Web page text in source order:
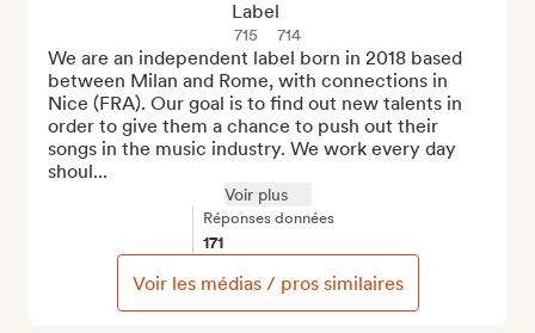
Label
715 714
We are an independent label born in 2018 based
between Milan and Rome, with connections in
Nice (FRA). Our goal is to find out new talents in
order to give them a chance to push out their
songs in the music industry. We work every day
shoul...
Voir plus
Réponses données
171
Voir les médias / pros similaires